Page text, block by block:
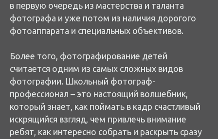
в первую очередь из мастерства и таланта
фотографа и уже потом из наличия дорогого
фотоаппарата и специальных объективов.
Более того, фотографирование детей
считается одним из самых сложных видов
фотографии. Школьный фотограф-
профессионал – это настоящий волшебник,
который знает, как поймать в кадр счастливый
искрящийся взгляд, чем привлечь внимание
ребят, как интересно собрать и раскрыть сразу